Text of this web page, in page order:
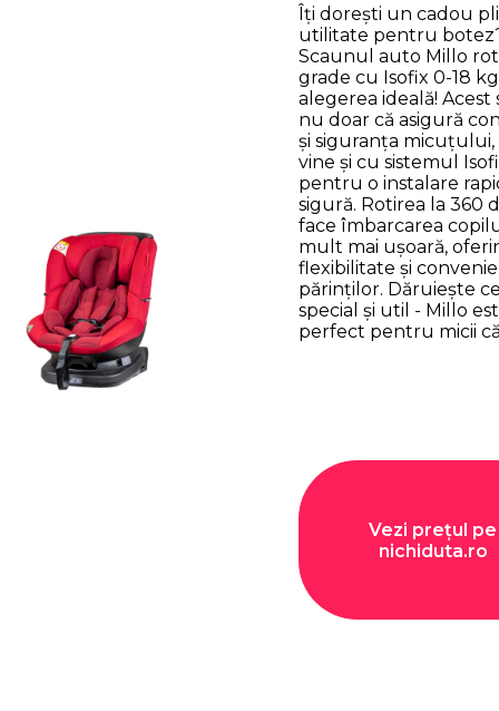
Îți dorești un cadou
utilitate pentru
Scaunul auto Millo
grade cu Isofix 0-18
alegerea ideală! Acest
nu doar că asigură
și siguranța micuțului,
vine și cu sistemul
pentru o instalare
sigură. Rotirea la 360
face îmbarcarea
mult mai ușoară,
flexibilitate și
părinților. Dăruiește
special și util - Millo
perfect pentru micii
Vezi prețul pe
nichiduta.ro